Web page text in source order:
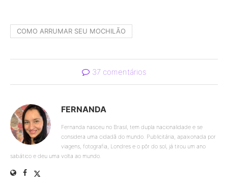
COMO ARRUMAR SEU MOCHILÃO
37 comentários
FERNANDA
Fernanda nasceu no Brasil, tem dupla nacionalidade e se
considera uma cidadã do mundo. Publicitária, apaixonada por
viagens, fotografia, Londres e o pôr do sol, já tirou um ano
sabático e deu uma volta ao mundo.